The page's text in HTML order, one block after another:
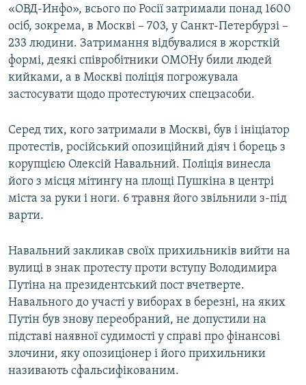
«ОВД-Инфо», всього по Росії затримали понад 1600
осіб, зокрема, в Москві – 703, у Санкт-Петербурзі –
233 людини. Затримання відбувалися в жорсткій
формі, деякі співробітники ОМОНу били людей
кийками, а в Москві поліція погрожувала
застосувати щодо протестуючих спецзасоби.
Серед тих, кого затримали в Москві, був і ініціатор
протестів, російський опозиційний діяч і борець з
корупцією Олексій Навальний. Поліція винесла
його з місця мітингу на площі Пушкіна в центрі
міста за руки і ноги. 6 травня його звільнили з-під
варти.
Навальний закликав своїх прихильників вийти на
вулиці в знак протесту проти вступу Володимира
Путіна на президентський пост вчетверте.
Навального до участі у виборах в березні, на яких
Путін був знову переобраний, не допустили на
підставі наявної судимості у справі про фінансові
злочини, яку опозиціонер і його прихильники
називають сфальсифікованим.